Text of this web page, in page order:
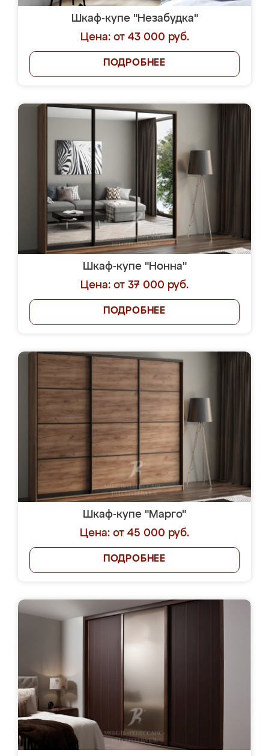
Шкаф-купе "Незабудка"
Цена: от 43 000 руб.
ПОДРОБНЕЕ
Шкаф-купе "Нонна"
Цена: от 37 000 руб.
ПОДРОБНЕЕ
Шкаф-купе "Марго"
Цена: от 45 000 руб.
ПОДРОБНЕЕ